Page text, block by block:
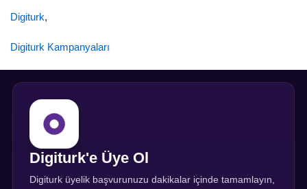
Digiturk,
Digiturk Kampanyaları
Digiturk'e Üye Ol
Digiturk üyelik başvurunuzu dakikalar içinde tamamlayın,